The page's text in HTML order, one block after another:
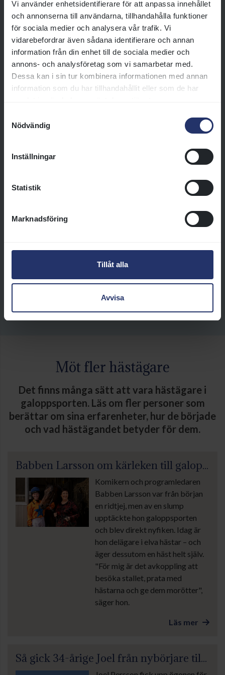
Vi använder enhetsidentifierare för att anpassa innehållet
och annonserna till användarna, tillhandahålla funktioner
för sociala medier och analysera vår trafik. Vi
vidarebefordrar även sådana identifierare och annan
information från din enhet till de sociala medier och
annons- och analysföretag som vi samarbetar med.
Dessa kan i sin tur kombinera informationen med annan
information som du har tillhandahållit eller som de har
Nödvändig
Inställningar
Statistik
Marknadsföring
Tillåt alla
Avvisa
Äga en egen häst
Det är något alldeles särskilt
med att se sin egen häst gå ut till
start – i färger du själv valt, med
ditt namn som ägare. För många
är det en känsla av stolthet och
Läs mer
Tränaren är en av dina viktigaste
partners som hästägare. Det är
hästens omsorg, träning och
hästen.
Möt fler hästägare
Det finns många sätt att vara hästägare i
galoppsporten. Läs om fler personer som
berättar om sina erfarenheter, hur de började
och vad hästägandet betyder för dem.
Babben Larsson om kärleken till galopphästarna: ”För mig är det avkoppling”
Komikern och programledaren
Babben Larsson var från början
en ridtjej, men av en slump
upptäckte hon galoppsporten
och blev direkt nyfiken. Idag är
hon delägare i elva hästar – och
äger dessutom en häst helt själv.
"För mig är det avkoppling att
besöka stallet, prata med
hästarna och ge dem morötter",
säger hon.
Läs mer
Så gick 34-årige Joel från nybörjare till jublande hästägare på Nationaldagsgaloppen